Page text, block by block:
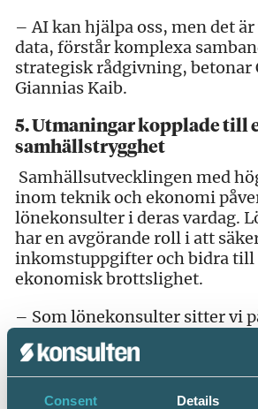
Consent Details
– AI kan hjälpa oss, men det
data, förstår komplexa
strategisk rådgivning, betonar
Giannias Kaib.
5. Utmaningar kopplade till
samhällstrygghet
Samhällsutvecklingen med
inom teknik och ekonomi
lönekonsulter i deras vardag.
har en avgörande roll i att
inkomstuppgifter och bidra till
ekonomisk brottslighet.
– Som lönekonsulter sitter vi
det som formar samhällets
Genom att säkerställa att
och rapporteringar är
bara till att upprätthålla